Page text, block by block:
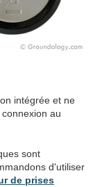
intégrée et ne
au
sont
d'utiliser
de prises